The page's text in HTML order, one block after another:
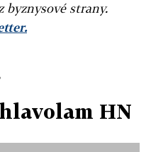
byznysové strany.
HN